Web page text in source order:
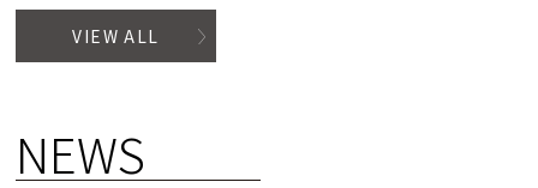
VIEW ALL
NEWS